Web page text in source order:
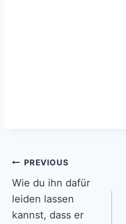
Post
navigation
PREVIOUS
Wie du ihn dafür
leiden lassen
kannst, dass er